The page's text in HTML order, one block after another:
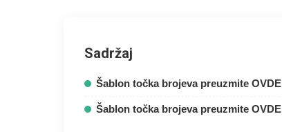
Sadržaj
Šablon točka brojeva preuzmite OVDE
Šablon točka brojeva preuzmite OVDE